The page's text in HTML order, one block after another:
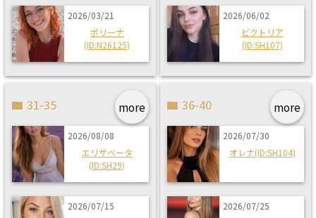
2026/03/21
ポリーナ
(ID:N26125)
2026/06/02
ビクトリア
(ID:SH107)
more
31-35
2026/08/08
エリザベータ
(ID:SH29)
2026/07/15
more
36-40
2026/07/30
オレナ(ID:SH104)
2026/07/25